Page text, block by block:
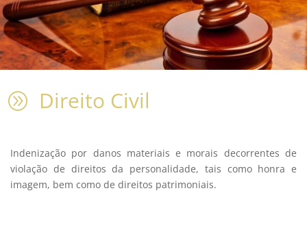
A Direito Civil
Indenização por danos materiais e morais decorrentes de
violação de direitos da personalidade, tais como honra e
imagem, bem como de direitos patrimoniais.